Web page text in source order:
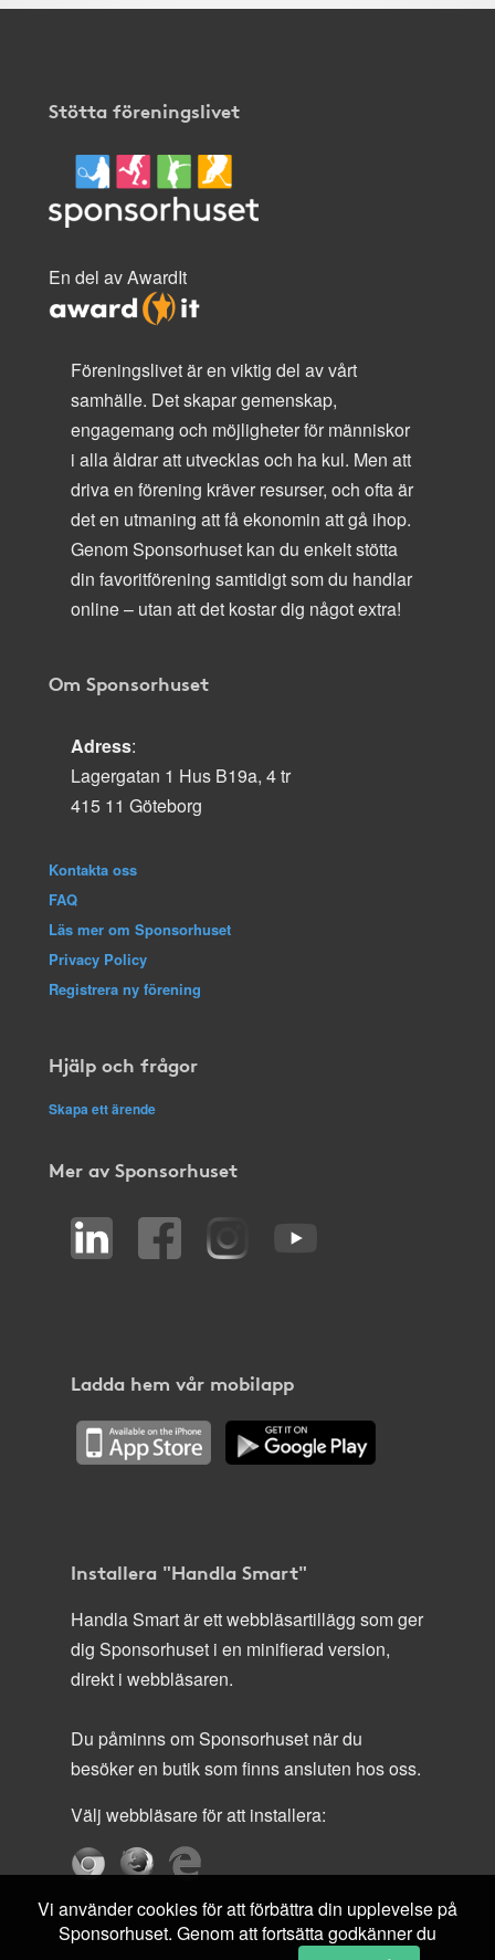
Stötta föreningslivet
En del av AwardIt
Föreningslivet är en viktig del av vårt
samhälle. Det skapar gemenskap,
engagemang och möjligheter för människor
i alla åldrar att utvecklas och ha kul. Men att
driva en förening kräver resurser, och ofta är
det en utmaning att få ekonomin att gå ihop.
Genom Sponsorhuset kan du enkelt stötta
din favoritförening samtidigt som du handlar
online – utan att det kostar dig något extra!
Om Sponsorhuset
Adress:
Lagergatan 1 Hus B19a, 4 tr
415 11 Göteborg
Kontakta oss
FAQ
Läs mer om Sponsorhuset
Privacy Policy
Registrera ny förening
Hjälp och frågor
Skapa ett ärende
Mer av Sponsorhuset
Ladda hem vår mobilapp
Installera "Handla Smart"
Handla Smart är ett webbläsartillägg som ger
dig Sponsorhuset i en minifierad version,
direkt i webbläsaren.
Du påminns om Sponsorhuset när du
besöker en butik som finns ansluten hos oss.
Välj webbläsare för att installera:
Vi använder cookies för att förbättra din upplevelse på
Sponsorhuset. Genom att fortsätta godkänner du